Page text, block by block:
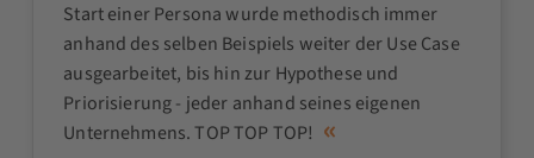
Start einer Persona wurde methodisch immer
anhand des selben Beispiels weiter der Use Case
ausgearbeitet, bis hin zur Hypothese und
Priorisierung - jeder anhand seines eigenen
Unternehmens. TOP TOP TOP!